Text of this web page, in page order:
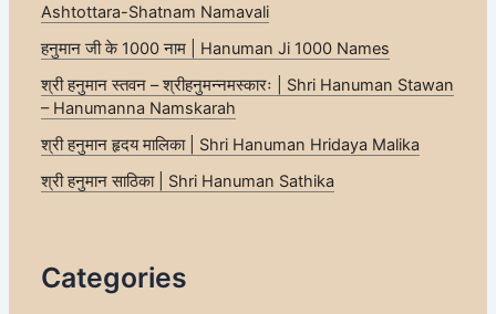
Ashtottara-Shatnam Namavali
हनुमान जी के 1000 नाम | Hanuman Ji 1000 Names
श्री हनुमान स्तवन – श्रीहनुमन्नमस्कारः | Shri Hanuman Stawan
– Hanumanna Namskarah
श्री हनुमान हृदय मालिका | Shri Hanuman Hridaya Malika
श्री हनुमान साठिका | Shri Hanuman Sathika
Categories